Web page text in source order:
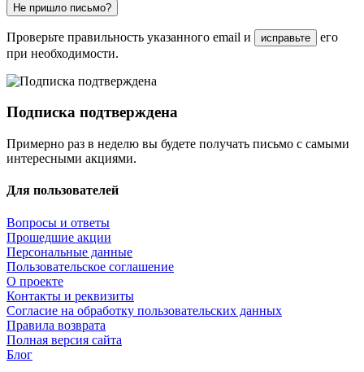
Не пришло письмо?
Проверьте правильность указанного email и исправьте
его
при необходимости.
Подписка подтверждена
Примерно раз в неделю вы будете получать письмо с самыми
интересными акциями.
Для пользователей
Вопросы и ответы
Прошедшие акции
Персональные данные
Пользовательское соглашение
О проекте
Контакты и реквизиты
Согласие на обработку пользовательских данных
Правила возврата
Полная версия сайта
Блог